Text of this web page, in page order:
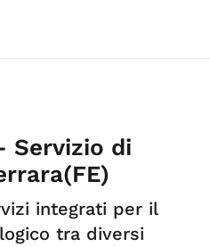
Servizio di
integrati per il
tra diversi